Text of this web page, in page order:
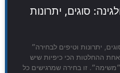
סוגים, יתרונות
יתרונות וטיפים לבחירה״
אחת ההחלטות הכי כיפיות שיש
זו בחירה שמרגישים כל